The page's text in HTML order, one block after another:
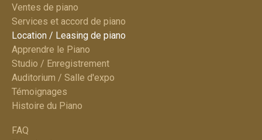
Ventes de piano
Services et accord de piano​
Location / Leasing de piano
Apprendre le Piano
Studio / Enregistrement
Auditorium / Salle d'expo
Témoignages
Histoire du Piano
FAQ